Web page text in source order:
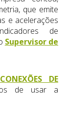
que emite
e acelerações
de
Supervisor de
CONEXÕES DE
de usar a